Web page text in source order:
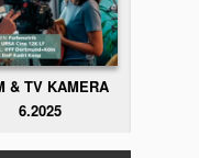
& TV KAMERA
6.2025